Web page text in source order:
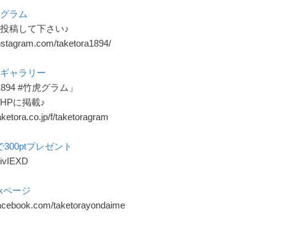
ラム
稿して下さい♪
taketora1894/
ャラリー
#竹虎グラム」
に掲載♪
f/taketoragram
300ptプレゼント
ページ
taketorayondaime